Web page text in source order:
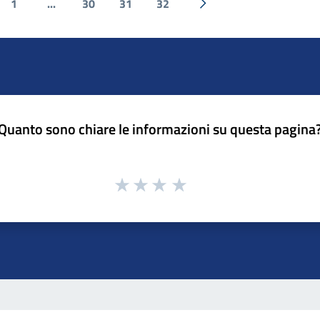
1 ... 30 31 32
Successiva »
sono chiare le informazioni su questa